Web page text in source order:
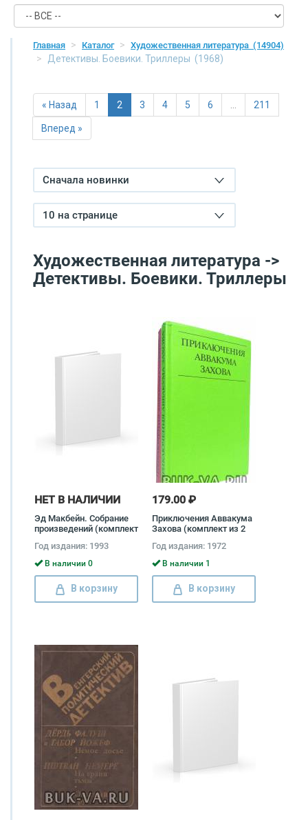
Главная Каталог Художественная литература (14904)
Детективы. Боевики. Триллеры (1968)
« Назад 1 2 3 4 5 6 … 211
Вперед »
Сначала новинки
10 на странице
Художественная литература ->
Детективы. Боевики. Триллеры
НЕТ В НАЛИЧИИ
Эд Макбейн. Собрание
произведений (комплект
Год издания: 1993
В наличии 0
В корзину
179.00 ₽
Приключения Аввакума
Захова (комплект из 2
Год издания: 1972
В наличии 1
В корзину